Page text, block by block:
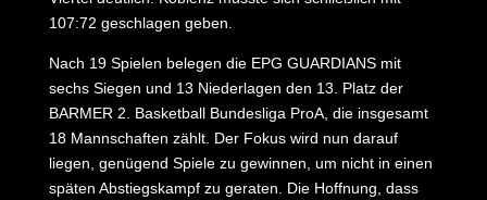
107:72 geschlagen geben.
Nach 19 Spielen belegen die EPG GUARDIANS mit
sechs Siegen und 13 Niederlagen den 13. Platz der
BARMER 2. Basketball Bundesliga ProA, die insgesamt
18 Mannschaften zählt. Der Fokus wird nun darauf
liegen, genügend Spiele zu gewinnen, um nicht in einen
späten Abstiegskampf zu geraten. Die Hoffnung, dass